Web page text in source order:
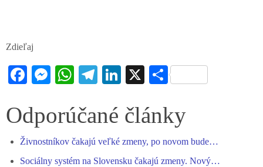
Zdieľaj
Fa
bo
ok
M
se
er
W
ts
pp
Te
gr
m
Li
ed
X S
re
Odporúčané články
Živnostníkov čakajú veľké zmeny, po novom bude…
Sociálny systém na Slovensku čakajú zmeny. Nový…